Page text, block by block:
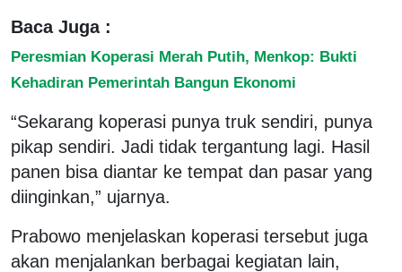
Baca Juga :
Peresmian Koperasi Merah Putih, Menkop: Bukti
Kehadiran Pemerintah Bangun Ekonomi
“Sekarang koperasi punya truk sendiri, punya
pikap sendiri. Jadi tidak tergantung lagi. Hasil
panen bisa diantar ke tempat dan pasar yang
diinginkan,” ujarnya.
Prabowo menjelaskan koperasi tersebut juga
akan menjalankan berbagai kegiatan lain,